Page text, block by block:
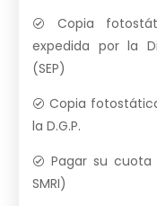
Copia
expedida por la
(SEP)
Copia
la D.G.P.
Pagar su
SMRI)